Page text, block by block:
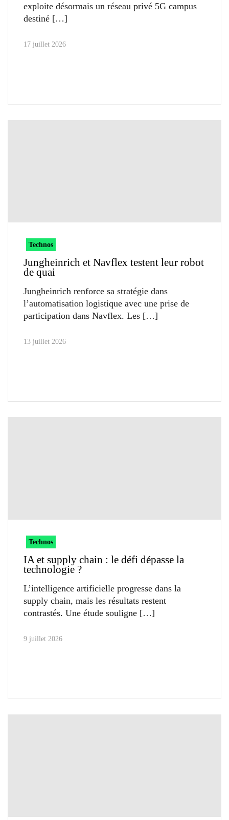
exploite désormais un réseau privé 5G campus
destiné
17 juillet 2026
Technos
Jungheinrich et Navflex testent leur robot
de quai
Jungheinrich renforce sa stratégie dans
l’automatisation logistique avec une prise de
participation dans Navflex. Les
13 juillet 2026
Technos
IA et supply chain : le défi dépasse la
technologie ?
L’intelligence artificielle progresse dans la
supply chain, mais les résultats restent
contrastés. Une étude souligne
9 juillet 2026